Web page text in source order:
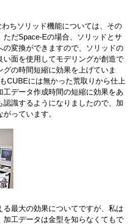
ちソリッド機能については、その
だSpace-Eの場合、ソリッドとサ
の変換ができますので、ソリッドの
い面を使用してモデリングが創造で
の時間短縮に効果を上げていま
CUBEには無かった荒取りから仕上
工データ作成時間の短縮に効果をあ
認識するようになりましたので、加
っています。
最大の効果についてですが、私は
加工データは金型を知らなくてもで